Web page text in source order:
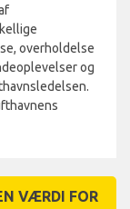
overholdelse
og
VÆRDI FOR